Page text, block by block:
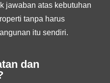
jawaban atas kebutuhan
tanpa harus
itu sendiri.
dan